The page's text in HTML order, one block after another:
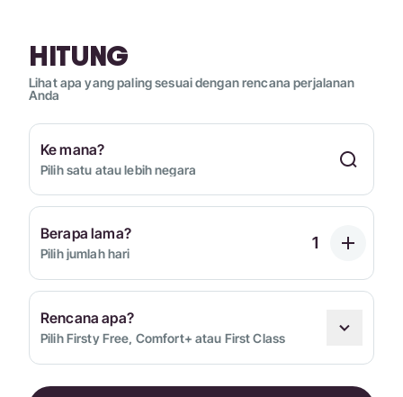
HITUNG
Lihat apa yang paling sesuai dengan rencana perjalanan
Anda
Ke mana?
Pilih satu atau lebih negara
Berapa lama?
Pilih jumlah hari
Rencana apa?
Pilih Firsty Free, Comfort+ atau First Class